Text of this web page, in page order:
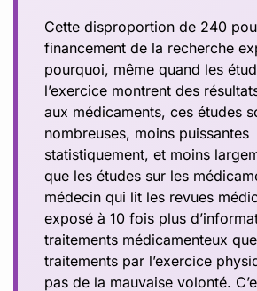
Cette disproportion de 240
financement de la recherche
pourquoi, même quand les
l’exercice montrent des
aux médicaments, ces études
nombreuses, moins puissantes
statistiquement, et moins
que les études sur les
médecin qui lit les revues
exposé à 10 fois plus
traitements médicamenteux
traitements par l’exercice
pas de la mauvaise volonté.